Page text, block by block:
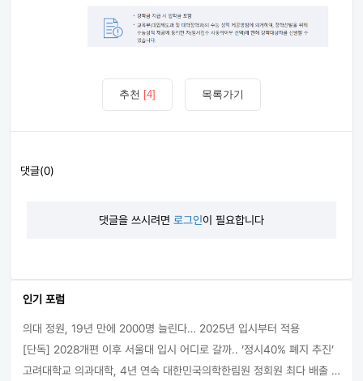
추천 [4] 목록가기
댓글(0)
댓글을 쓰시려면 로그인이 필요합니다
인기 포럼
의대 정원, 19년 만에 2000명 늘린다… 2025년 입시부터 적용
[단독] 2028개편 이후 서울대 입시 어디로 갈까.. ‘정시40% 폐지 추진’
고려대학교 의과대학, 4년 연속 대한민국의학한림원 정회원 최다 배출 外